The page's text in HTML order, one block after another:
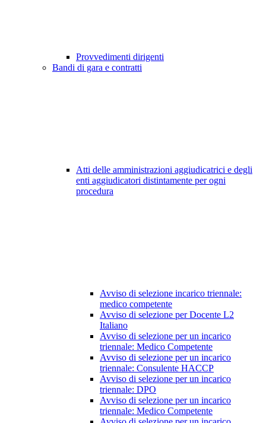
Provvedimenti dirigenti
Bandi di gara e contratti
Atti delle amministrazioni aggiudicatrici e degli
enti aggiudicatori distintamente per ogni
procedura
Avviso di selezione incarico triennale:
medico competente
Avviso di selezione per Docente L2
Italiano
Avviso di selezione per un incarico
triennale: Medico Competente
Avviso di selezione per un incarico
triennale: Consulente HACCP
Avviso di selezione per un incarico
triennale: DPO
Avviso di selezione per un incarico
triennale: Medico Competente